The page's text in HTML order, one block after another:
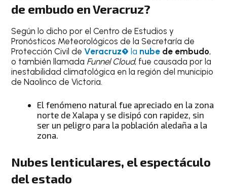
de embudo enVeracruz?
Según lo dicho por el Centro de Estudios y
Pronósticos Meteorológicos de la Secretaría de
Protección Civil deVeracruz� la nube de embudo,
o también llamada Funnel Cloud, fue causada por la
inestabilidad climatológica en la región del municipio
de Naolinco de Victoria.
El fenómeno natural fue apreciado en la zona
norte de Xalapa y se disipó con rapidez, sin
ser un peligro para la población aledaña a la
zona.
Nubes lenticulares, el espectáculo
del estado